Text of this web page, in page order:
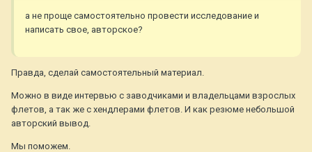
а не проще самостоятельно провести исследование и
написать свое, авторское?
Правда, сделай самостоятельный материал.
Можно в виде интервью с заводчиками и владельцами взрослых
флетов, а так же с хендлерами флетов. И как резюме небольшой
авторский вывод.
Мы поможем.